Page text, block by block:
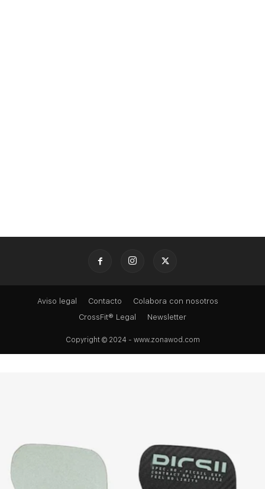
Aviso legal Contacto
Colabora con nosotros
CrossFit® Legal
Newsletter
Copyright © 2024 - www.zonawod.com